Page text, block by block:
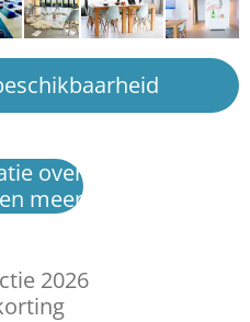
over
meer
2026